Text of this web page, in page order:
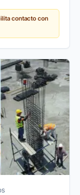
innovar o
contacto con